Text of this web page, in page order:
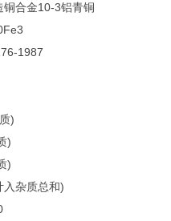
铜合金10-3铝青铜
1987
)
)
)
入杂质总和)